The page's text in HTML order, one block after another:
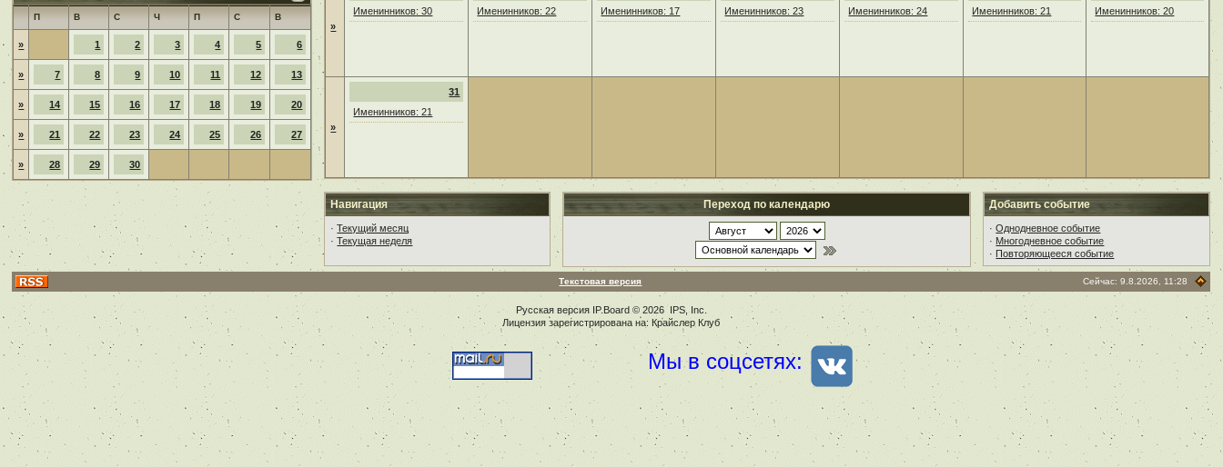
П В С Ч П С В
» 1 2 3 4 5 6
» 7 8 9 10 11 12 13
» 14 15 16 17 18 19 20
» 21 22 23 24 25 26 27
» 28 29 30
»
Именинников: 30
Именинников: 22
Именинников: 17
Именинников: 23
Именинников: 24
Именинников: 21
Именинников: 20
»
31
Именинников: 21
Навигация
·Текущий месяц
·Текущая неделя
Переход по календарю Добавить событие
·Однодневное событие
· Многодневное событие
· Повторяющееся событие
Текстовая версия Сейчас: 9.8.2026, 11:28
Русская версия IP.Board© 2026 IPS, Inc
Лицензия зарегистрирована на: Крайслер Клуб
Мы в соцсетях: